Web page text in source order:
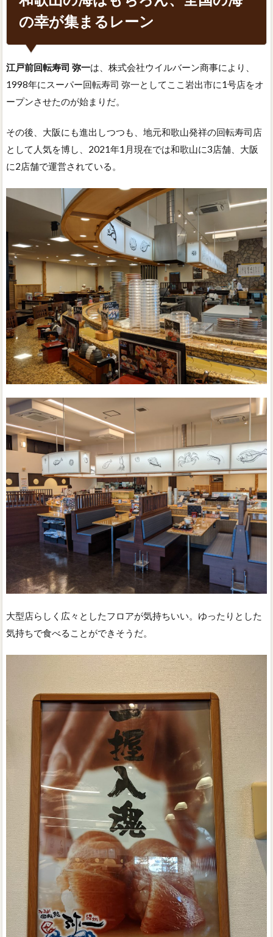
の幸が集まるレーン
江戸前回転寿司 弥一は、株式会社ウイルバーン商事により、
1998年にスーパー回転寿司 弥一としてここ岩出市に1号店をオ
ープンさせたのが始まりだ。
その後、大阪にも進出しつつも、地元和歌山発祥の回転寿司店
として人気を博し、2021年1月現在では和歌山に3店舗、大阪
に2店舗で運営されている。
大型店らしく広々としたフロアが気持ちいい。ゆったりとした
気持ちで食べることができそうだ。